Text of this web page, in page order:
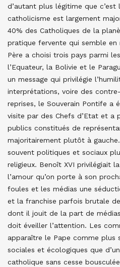
d’autant plus légitime que
catholicisme est largement
40% des Catholiques de la
pratique fervente qui semble
Père a choisi trois pays parmi
l’Equateur, la Bolivie et le
un message qui privilégie
interprétations, voire des
reprises, le Souverain Pontife a
visite par des Chefs d’Etat et a
publics constitués de
majoritairement plutôt à
souvent politiques et sociaux
religieux. Benoît XVI privilégiait
l’amour qu’on porte à son
foules et les médias une
et la franchise parfois brutale
dont il jouit de la part de
doit éveiller l’attention. Les
apparaître le Pape comme plus
sociales et écologiques que
catholique sans cesse